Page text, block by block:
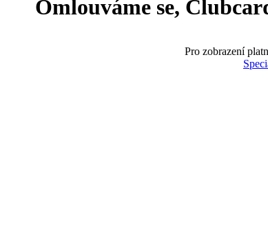
Omlouváme se,
Pro zobrazení